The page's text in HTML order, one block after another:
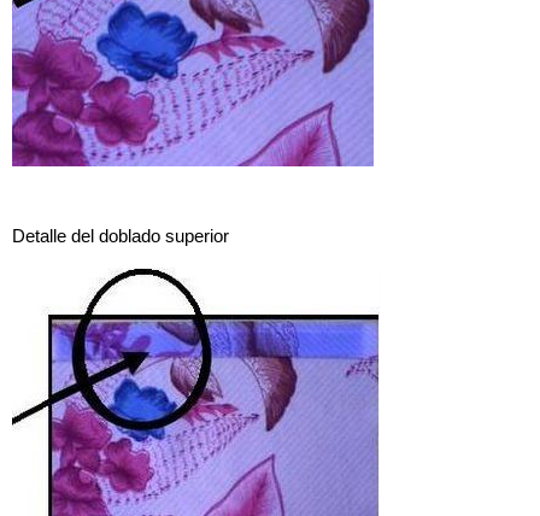
Detalle del doblado superior